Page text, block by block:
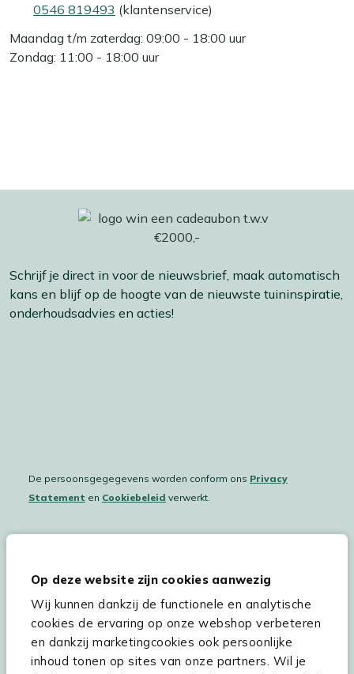
Op deze website zijn cookies aanwezig
Wij kunnen dankzij de functionele en analytische
cookies de ervaring op onze webshop verbeteren
en dankzij marketingcookies ook persoonlijke
inhoud tonen op sites van onze partners. Wil je
0546 819493 (klantenservice)
Maandag t/m zaterdag: 09:00 - 18:00 uur
Zondag: 11:00 - 18:00 uur
Schrijf je direct in voor de nieuwsbrief, maak automatisch
kans en blijf op de hoogte van de nieuwste tuininspiratie,
onderhoudsadvies en acties!
De persoonsgegegevens worden conform ons Privacy
Statement en Cookiebeleid verwerkt.
Hulp & service
Assortiment
Kees Smit Tuinmeubelen
Experience Stores XXL